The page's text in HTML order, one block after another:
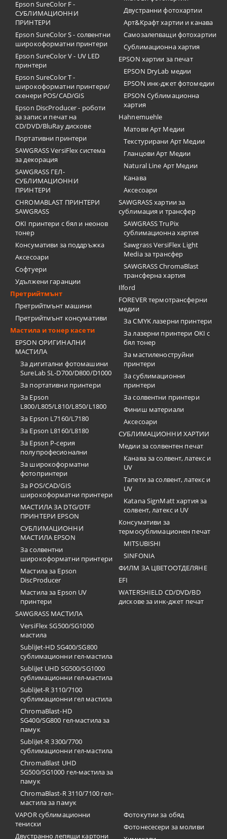
Epson SureColor F -
СУБЛИМАЦИОННИ
ПРИНТЕРИ
Epson SureColor S - солвентни
широкоформатни принтери
Epson SureColor V - UV LED
принтери
Epson SureColor T -
широкоформатни принтери/
скенери POS/CAD/GIS
Epson DiscProducer - роботи
за запис и печат на
CD/DVD/BluRay дискове
Портативни принтери
SAWGRASS VersiFlex система
за декорация
SAWGRASS ГЕЛ-
СУБЛИМАЦИОННИ
ПРИНТЕРИ
CHROMABLAST ПРИНТЕРИ
SAWGRASS
OKI принтери с бял и неонов
тонер
Консумативи за поддръжка
Аксесоари
Софтуери
Удължени гаранции
Претрийтмънт
Претрийтмънт машини
Претрийтмънт консумативи
Мастила и тонер касети
EPSON ОРИГИНАЛНИ
МАСТИЛА
За дигитални фотомашини
SureLab SL-D700/D800/D1000
За портативни принтери
За Epson
L800/L805/L810/L850/L1800
За Epson L7160/L7180
За Epson L8160/L8180
За Epson P-серия
полупрофесионални
За широкоформатни
фотопринтери
За POS/CAD/GIS
широкоформатни принтери
МАСТИЛА ЗА DTG/DTF
ПРИНТЕРИ EPSON
СУБЛИМАЦИОННИ
МАСТИЛА EPSON
За солвентни
широкоформатни принтери
Мастила за Epson
DiscProducer
Мастила за Epson UV
принтери
SAWGRASS МАСТИЛА
VersiFlex SG500/SG1000
мастила
SubliJet-HD SG400/SG800
сублимационни гел-мастила
SubliJet UHD SG500/SG1000
сублимационни гел-мастила
SubliJet-R 3110/7100
сублимационни гел мастила
ChromaBlast-HD
SG400/SG800 гел-мастила за
памук
SubliJet-R 3300/7700
сублимационни гел-мастила
ChromaBlast UHD
SG500/SG1000 гел-мастила за
памук
ChromaBlast-R 3110/7100 гел-
мастила за памук
Двустранни фотохартии
Арт&Крафт хартии и канава
Самозалепващи фотохартии
Сублимационна хартия
EPSON хартии за печат
EPSON DryLab медии
EPSON инк-джет фотомедии
EPSON Сублимационна
хартия
Hahnemuehle
Матови Арт Медии
Текстурирани Арт Медии
Гланцови Арт Медии
Natural Line Арт Медии
Канава
Аксесоари
SAWGRASS хартии за
сублимация и трансфер
SAWGRASS TruPix
сублимационна хартия
Sawgrass VersiFlex Light
Media за трансфер
SAWGRASS ChromaBlast
трансферна хартия
Ilford
FOREVER термотрансферни
медии
За CMYK лазерни принтери
За лазерни принтери OKI с
бял тонер
За мастиленоструйни
принтери
За сублимационни
принтери
За солвентни принтери
Финиш материали
Аксесоари
СУБЛИМАЦИОННИ ХАРТИИ
Медии за солвентен печат
Канава за солвент, латекс и
UV
Тапети за солвент, латекс и
UV
Katana SignMatt хартия за
солвент, латекс и UV
Консумативи за
термосублимационен печат
MITSUBISHI
SINFONIA
ФИЛМ ЗА ЦВЕТООТДЕЛЯНЕ
EFI
WATERSHIELD CD/DVD/BD
дискове за инк-джет печат
VAPOR сублимационни
тениски
Двустранно лепящи картони
Фотокутии за обяд
Фотонесесери за моливи